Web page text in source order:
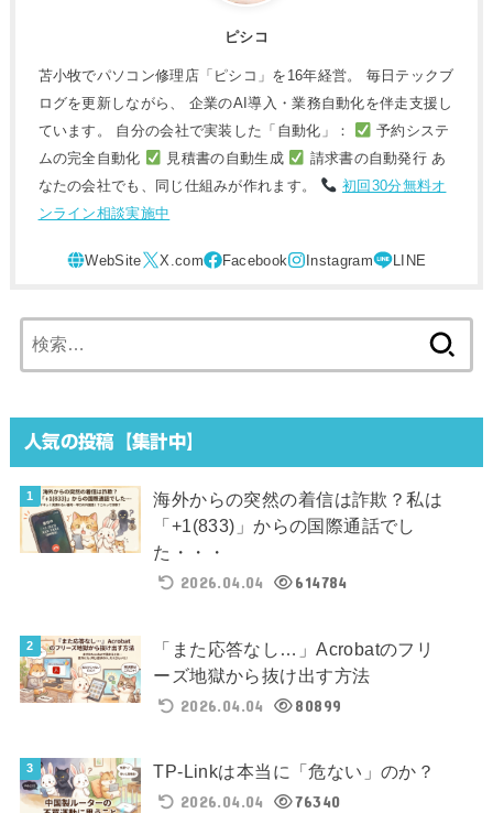
ピシコ
苫小牧でパソコン修理店「ピシコ」を16年経営。 毎日テックブ
ログを更新しながら、 企業のAI導入・業務自動化を伴走支援し
ています。 自分の会社で実装した「自動化」：
予約システ
ムの完全自動化
見積書の自動生成
請求書の自動発行 あ
なたの会社でも、同じ仕組みが作れます。
初回30分無料オ
ンライン相談実施中
索:
人気の投稿【集計中】
海外からの突然の着信は詐欺？私は
「+1(833)」からの国際通話でし
た・・・
2026.04.04
614784
「また応答なし…」Acrobatのフリ
ーズ地獄から抜け出す方法
2026.04.04
80899
TP-Linkは本当に「危ない」のか？
2026.04.04
76340